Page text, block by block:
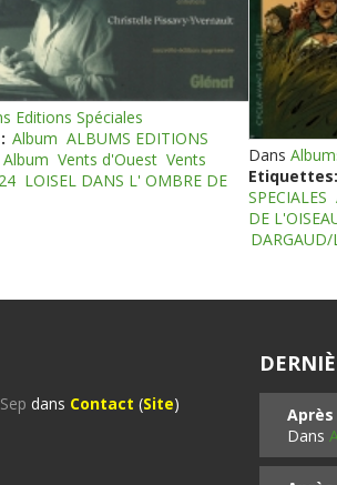
Editions Spéciales
Album ALBUMS EDITIONS
Album Vents d'Ouest Vents
LOISEL DANS L' OMBRE DE
Dans
Etiquettes:
SPECIALES
DE
dans Contact (Site)
Après
Dans